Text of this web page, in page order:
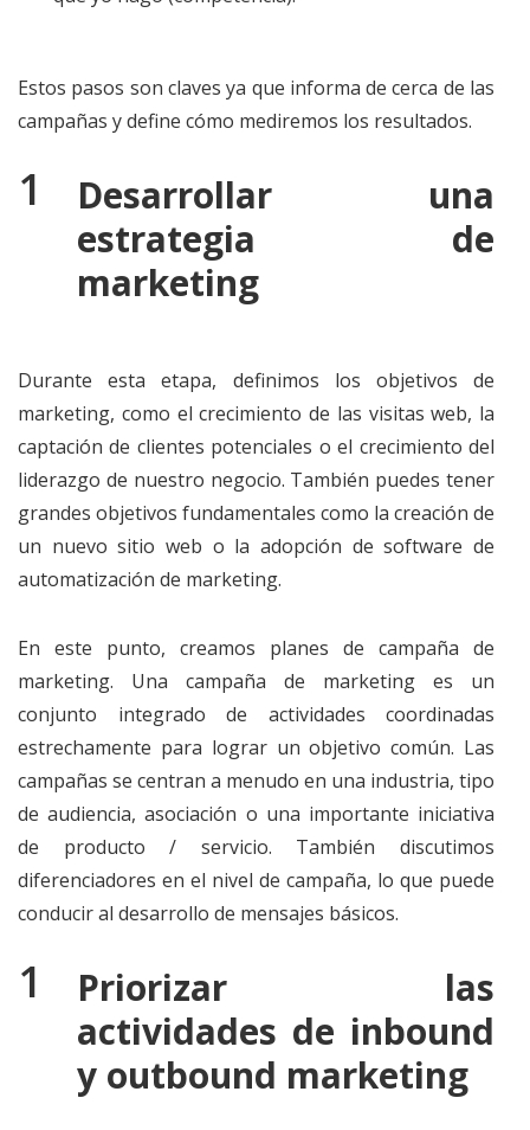
Estos pasos son claves ya que informa de cerca de las
campañas y define cómo mediremos los resultados.
Desarrollar una
estrategia de
marketing
Durante esta etapa, definimos los objetivos de
marketing, como el crecimiento de las visitas web, la
captación de clientes potenciales o el crecimiento del
liderazgo de nuestro negocio. También puedes tener
grandes objetivos fundamentales como la creación de
un nuevo sitio web o la adopción de software de
automatización de marketing.
En este punto, creamos planes de campaña de
marketing. Una campaña de marketing es un
conjunto integrado de actividades coordinadas
estrechamente para lograr un objetivo común. Las
campañas se centran a menudo en una industria, tipo
de audiencia, asociación o una importante iniciativa
de producto / servicio. También discutimos
diferenciadores en el nivel de campaña, lo que puede
conducir al desarrollo de mensajes básicos.
Priorizar las
actividades de inbound
y outbound marketing